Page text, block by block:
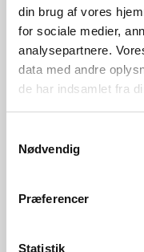
din brug af vores
for sociale medier,
analysepartnere.
data med andre
de har indsamlet fra
Nødvendig
Præferencer
Statistik